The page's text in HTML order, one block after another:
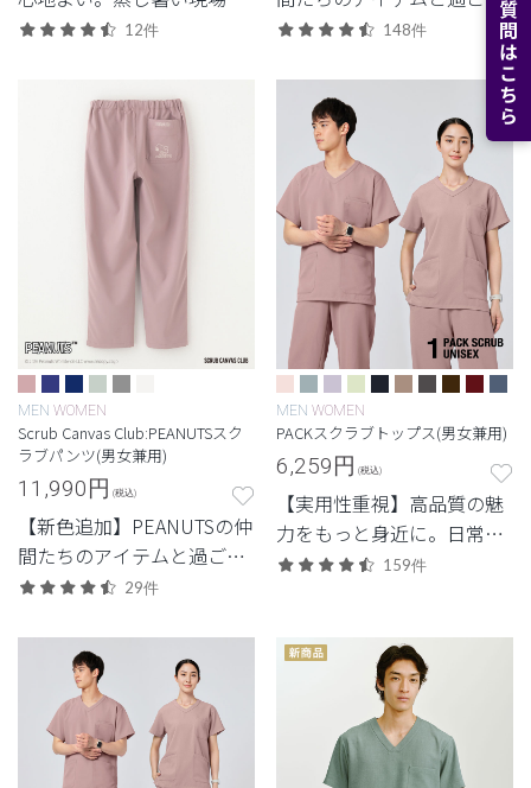
重宝する軽量モデル。
12件
す、心あたたまるスクラブ
148件
MEN WOMEN
Scrub Canvas Club:PEANUTSスク
ラブパンツ(男女兼用)
11,990円 (税込)
【新色追加】PEANUTSの仲
間たちのアイテムと過ご
す、心あたたまるスクラブ
29件
MEN WOMEN
PACKスクラブトップス(男女兼用)
6,259円 (税込)
【実用性重視】高品質の魅
力をもっと身近に。日常使
いしやすいエントリーモデ
159件